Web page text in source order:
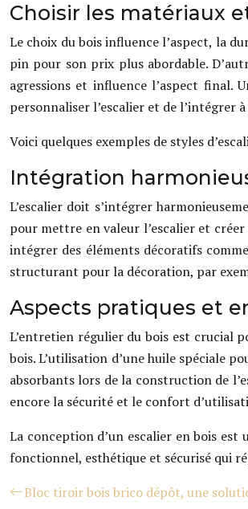
Choisir les matériaux
Le choix du bois influence l’aspect, la
pin pour son prix plus abordable.
agressions et influence l’aspect
personnaliser l’escalier et de l’intégrer
Voici quelques exemples de styles
Intégration
L’escalier doit s’intégrer
pour mettre en valeur l’escalier et
intégrer des éléments décoratifs
structurant pour la décoration, par
Aspects pratiques et
L’entretien régulier du bois est crucial
bois. L’utilisation d’une huile spéciale
absorbants lors de la construction de
encore la sécurité et le confort
La conception d’un escalier en bois
fonctionnel, esthétique et sécurisé qui
Bloc tiroir bois brico dépôt, une